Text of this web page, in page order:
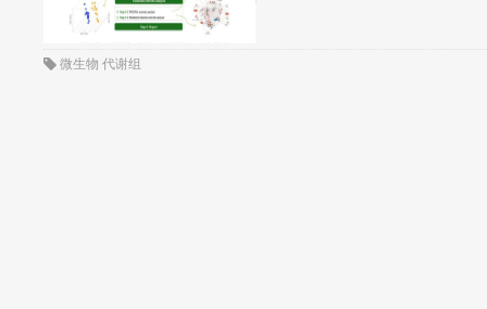
微生物代谢组